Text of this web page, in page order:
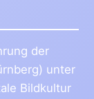
der
unter
Bildkultur